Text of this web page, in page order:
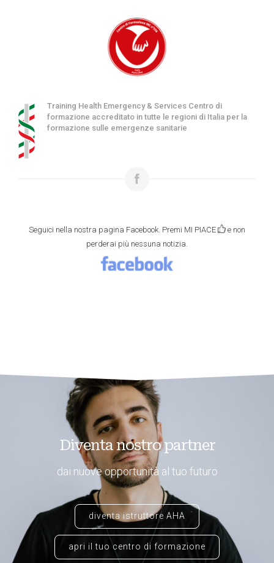
Training Health Emergency & Services Centro di
formazione accreditato in tutte le regioni di Italia per la
formazione sulle emergenze sanitarie
Seguici nella nostra pagina Facebook. Premi MI PIACE
e non
perderai più nessuna notizia.
Diventa nostro partner
dai nuove opportunità al tuo futuro
diventa istruttore AHA
apri il tuo centro di formazione